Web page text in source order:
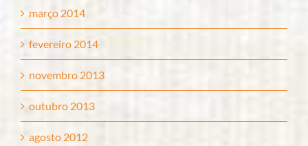
março 2014
fevereiro 2014
novembro 2013
outubro 2013
agosto 2012